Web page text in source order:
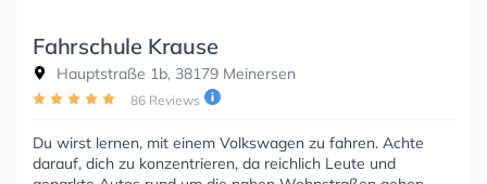
Fahrschule Krause
Hauptstraße 1b, 38179 Meinersen
86 Reviews
Du wirst lernen, mit einem Volkswagen zu fahren. Achte
darauf, dich zu konzentrieren, da reichlich Leute und